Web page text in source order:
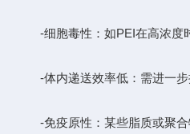
-细胞毒性：如PEI在高浓度时
-体内递送效率低：需进一步
-免疫原性：某些脂质或聚合